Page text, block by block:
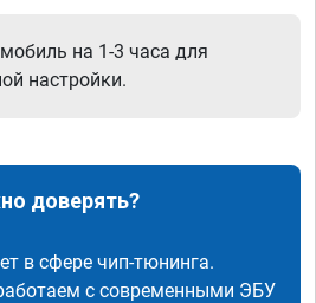
на 1-3 часа для
настройки.
доверять?
в сфере чип-тюнинга.
с современными ЭБУ